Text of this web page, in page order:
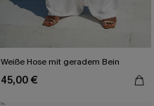
Weiße Hose mit geradem Bein
45,00 €